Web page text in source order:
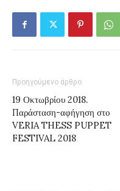
Προηγούμενο άρθρο
19 Οκτωβρίου 2018.
Παράσταση-αφήγηση στο
VERIA THESS PUPPET
FESTIVAL 2018